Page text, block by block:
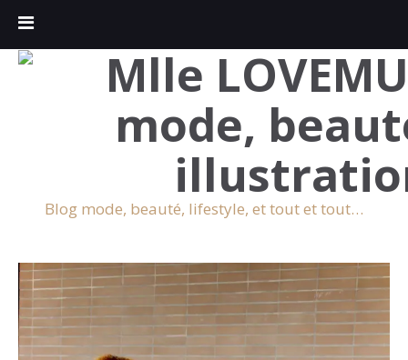
Blog mode, beauté, lifestyle, et tout et tout…